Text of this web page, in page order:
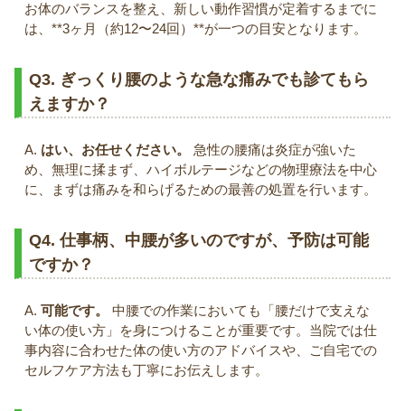
お体のバランスを整え、新しい動作習慣が定着するまでに
は、**3ヶ月（約12〜24回）**が一つの目安となります。
Q3. ぎっくり腰のような急な痛みでも診てもら
えますか？
A. はい、お任せください。
急性の腰痛は炎症が強いた
め、無理に揉まず、ハイボルテージなどの物理療法を中心
に、まずは痛みを和らげるための最善の処置を行います。
Q4. 仕事柄、中腰が多いのですが、予防は可能
ですか？
A. 可能です。
中腰での作業においても「腰だけで支えな
い体の使い方」を身につけることが重要です。当院では仕
事内容に合わせた体の使い方のアドバイスや、ご自宅での
セルフケア方法も丁寧にお伝えします。